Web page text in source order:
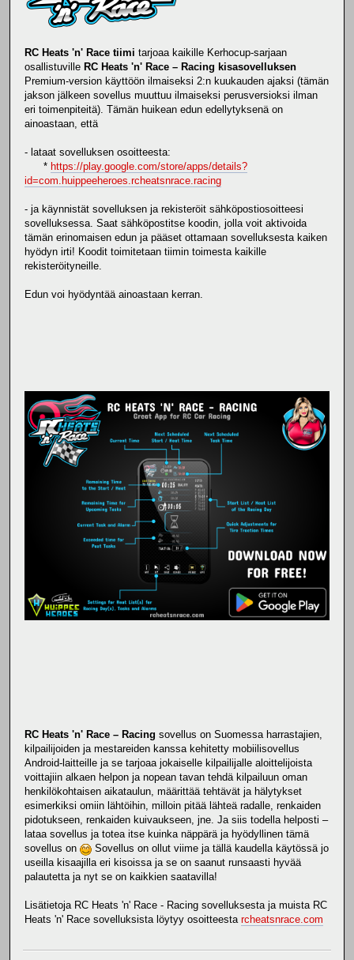
RC Heats 'n' Race tiimi tarjoaa kaikille Kerhocup-sarjaan
osallistuville RC Heats 'n' Race – Racing kisasovelluksen
Premium-version käyttöön ilmaiseksi 2:n kuukauden ajaksi (tämän
jakson jälkeen sovellus muuttuu ilmaiseksi perusversioksi ilman
eri toimenpiteitä). Tämän huikean edun edellytyksenä on
ainoastaan, että
- lataat sovelluksen osoitteesta:
* https://play.google.com/store/apps/details?
id=com.huippeeheroes.rcheatsnrace.racing
- ja käynnistät sovelluksen ja rekisteröit sähköpostiosoitteesi
sovelluksessa. Saat sähköpostitse koodin, jolla voit aktivoida
tämän erinomaisen edun ja pääset ottamaan sovelluksesta kaiken
hyödyn irti! Koodit toimitetaan tiimin toimesta kaikille
rekisteröityneille.
Edun voi hyödyntää ainoastaan kerran.
RC Heats 'n' Race – Racing sovellus on Suomessa harrastajien,
kilpailijoiden ja mestareiden kanssa kehitetty mobiilisovellus
Android-laitteille ja se tarjoaa jokaiselle kilpailijalle aloittelijoista
voittajiin alkaen helpon ja nopean tavan tehdä kilpailuun oman
henkilökohtaisen aikataulun, määrittää tehtävät ja hälytykset
esimerkiksi omiin lähtöihin, milloin pitää lähteä radalle, renkaiden
pidotukseen, renkaiden kuivaukseen, jne. Ja siis todella helposti –
lataa sovellus ja totea itse kuinka näppärä ja hyödyllinen tämä
sovellus on
Sovellus on ollut viime ja tällä kaudella käytössä jo
useilla kisaajilla eri kisoissa ja se on saanut runsaasti hyvää
palautetta ja nyt se on kaikkien saatavilla!
Lisätietoja RC Heats 'n' Race - Racing sovelluksesta ja muista RC
Heats 'n' Race sovelluksista löytyy osoitteesta rcheatsnrace.com